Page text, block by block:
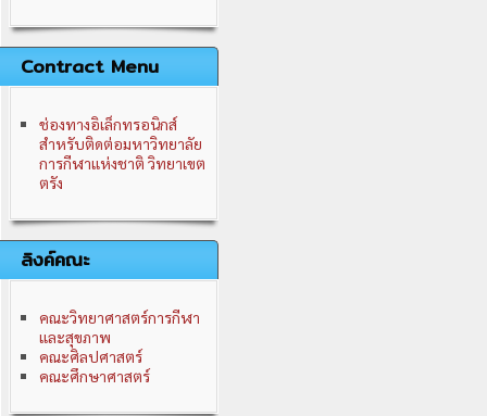
Contract Menu
ช่องทางอิเล็กทรอนิกส์
สำหรับติดต่อมหาวิทยาลัย
การกีฬาแห่งชาติ วิทยาเขต
ตรัง
ลิงค์คณะ
คณะวิทยาศาสตร์การกีฬา
และสุขภาพ
คณะศิลปศาสตร์
คณะศึกษาศาสตร์